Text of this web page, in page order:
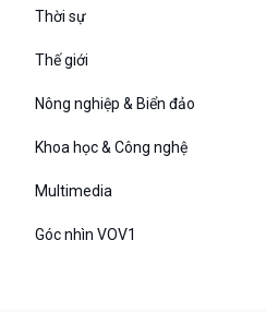
Thời sự
Thế giới
Nông nghiệp & Biển đảo
Khoa học & Công nghệ
Multimedia
Góc nhìn VOV1